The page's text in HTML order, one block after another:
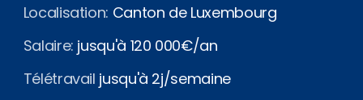
Localisation: Canton de Luxembourg
Salaire: jusqu'à 120 000€/an
Télétravail jusqu'à 2j/semaine